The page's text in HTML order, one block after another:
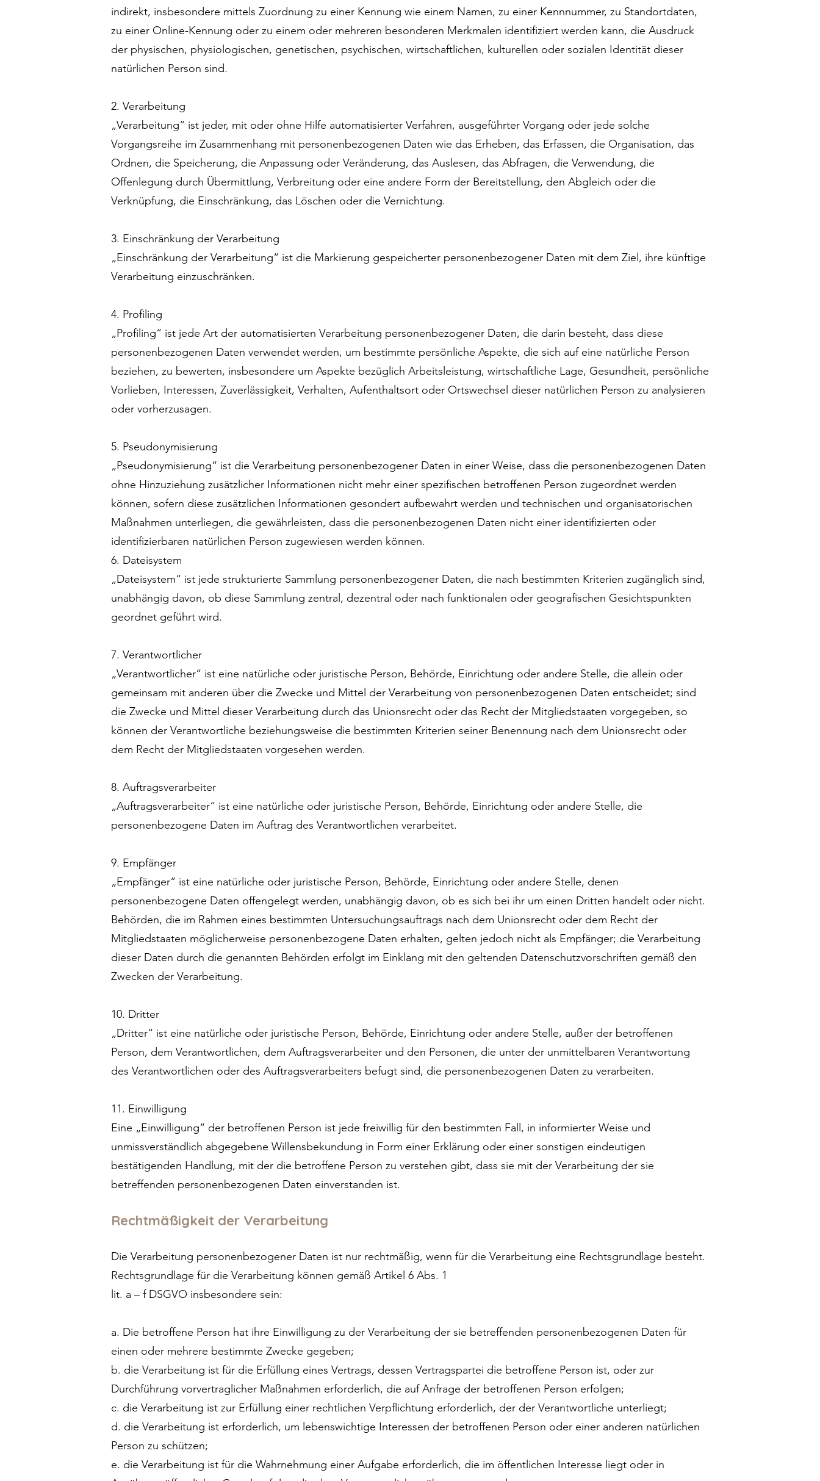
indirekt, insbesondere mittels Zuordnung zu einer Kennung wie einem Namen, zu einer Kennnummer, zu Standortdaten,
zu einer Online-Kennung oder zu einem oder mehreren besonderen Merkmalen identifiziert werden kann, die Ausdruck
der physischen, physiologischen, genetischen, psychischen, wirtschaftlichen, kulturellen oder sozialen Identität dieser
natürlichen Person sind.
2. Verarbeitung
„Verarbeitung“ ist jeder, mit oder ohne Hilfe automatisierter Verfahren, ausgeführter Vorgang oder jede solche
Vorgangsreihe im Zusammenhang mit personenbezogenen Daten wie das Erheben, das Erfassen, die Organisation, das
Ordnen, die Speicherung, die Anpassung oder Veränderung, das Auslesen, das Abfragen, die Verwendung, die
Offenlegung durch Übermittlung, Verbreitung oder eine andere Form der Bereitstellung, den Abgleich oder die
Verknüpfung, die Einschränkung, das Löschen oder die Vernichtung.
3. Einschränkung der Verarbeitung
„Einschränkung der Verarbeitung“ ist die Markierung gespeicherter personenbezogener Daten mit dem Ziel, ihre künftige
Verarbeitung einzuschränken.
4. Profiling
„Profiling“ ist jede Art der automatisierten Verarbeitung personenbezogener Daten, die darin besteht, dass diese
personenbezogenen Daten verwendet werden, um bestimmte persönliche Aspekte, die sich auf eine natürliche Person
beziehen, zu bewerten, insbesondere um Aspekte bezüglich Arbeitsleistung, wirtschaftliche Lage, Gesundheit, persönliche
Vorlieben, Interessen, Zuverlässigkeit, Verhalten, Aufenthaltsort oder Ortswechsel dieser natürlichen Person zu analysieren
oder vorherzusagen.
5. Pseudonymisierung
„Pseudonymisierung“ ist die Verarbeitung personenbezogener Daten in einer Weise, dass die personenbezogenen Daten
ohne Hinzuziehung zusätzlicher Informationen nicht mehr einer spezifischen betroffenen Person zugeordnet werden
können, sofern diese zusätzlichen Informationen gesondert aufbewahrt werden und technischen und organisatorischen
Maßnahmen unterliegen, die gewährleisten, dass die personenbezogenen Daten nicht einer identifizierten oder
identifizierbaren natürlichen Person zugewiesen werden können.
6. Dateisystem
„Dateisystem“ ist jede strukturierte Sammlung personenbezogener Daten, die nach bestimmten Kriterien zugänglich sind,
unabhängig davon, ob diese Sammlung zentral, dezentral oder nach funktionalen oder geografischen Gesichtspunkten
geordnet geführt wird.
7. Verantwortlicher
„Verantwortlicher“ ist eine natürliche oder juristische Person, Behörde, Einrichtung oder andere Stelle, die allein oder
gemeinsam mit anderen über die Zwecke und Mittel der Verarbeitung von personenbezogenen Daten entscheidet; sind
die Zwecke und Mittel dieser Verarbeitung durch das Unionsrecht oder das Recht der Mitgliedstaaten vorgegeben, so
können der Verantwortliche beziehungsweise die bestimmten Kriterien seiner Benennung nach dem Unionsrecht oder
dem Recht der Mitgliedstaaten vorgesehen werden.
8. Auftragsverarbeiter
„Auftragsverarbeiter“ ist eine natürliche oder juristische Person, Behörde, Einrichtung oder andere Stelle, die
personenbezogene Daten im Auftrag des Verantwortlichen verarbeitet.
9. Empfänger
„Empfänger“ ist eine natürliche oder juristische Person, Behörde, Einrichtung oder andere Stelle, denen
personenbezogene Daten offengelegt werden, unabhängig davon, ob es sich bei ihr um einen Dritten handelt oder nicht.
Behörden, die im Rahmen eines bestimmten Untersuchungsauftrags nach dem Unionsrecht oder dem Recht der
Mitgliedstaaten möglicherweise personenbezogene Daten erhalten, gelten jedoch nicht als Empfänger; die Verarbeitung
dieser Daten durch die genannten Behörden erfolgt im Einklang mit den geltenden Datenschutzvorschriften gemäß den
Zwecken der Verarbeitung.
10. Dritter
„Dritter“ ist eine natürliche oder juristische Person, Behörde, Einrichtung oder andere Stelle, außer der betroffenen
Person, dem Verantwortlichen, dem Auftragsverarbeiter und den Personen, die unter der unmittelbaren Verantwortung
des Verantwortlichen oder des Auftragsverarbeiters befugt sind, die personenbezogenen Daten zu verarbeiten.
11. Einwilligung
Eine „Einwilligung“ der betroffenen Person ist jede freiwillig für den bestimmten Fall, in informierter Weise und
unmissverständlich abgegebene Willensbekundung in Form einer Erklärung oder einer sonstigen eindeutigen
bestätigenden Handlung, mit der die betroffene Person zu verstehen gibt, dass sie mit der Verarbeitung der sie
betreffenden personenbezogenen Daten einverstanden ist.
Rechtmäßigkeit der Verarbeitung
Die Verarbeitung personenbezogener Daten ist nur rechtmäßig, wenn für die Verarbeitung eine Rechtsgrundlage besteht.
Rechtsgrundlage für die Verarbeitung können gemäß Artikel 6 Abs. 1
lit. a – f DSGVO insbesondere sein:
a. Die betroffene Person hat ihre Einwilligung zu der Verarbeitung der sie betreffenden personenbezogenen Daten für
einen oder mehrere bestimmte Zwecke gegeben;
b. die Verarbeitung ist für die Erfüllung eines Vertrags, dessen Vertragspartei die betroffene Person ist, oder zur
Durchführung vorvertraglicher Maßnahmen erforderlich, die auf Anfrage der betroffenen Person erfolgen;
c. die Verarbeitung ist zur Erfüllung einer rechtlichen Verpflichtung erforderlich, der der Verantwortliche unterliegt;
d. die Verarbeitung ist erforderlich, um lebenswichtige Interessen der betroffenen Person oder einer anderen natürlichen
Person zu schützen;
e. die Verarbeitung ist für die Wahrnehmung einer Aufgabe erforderlich, die im öffentlichen Interesse liegt oder in